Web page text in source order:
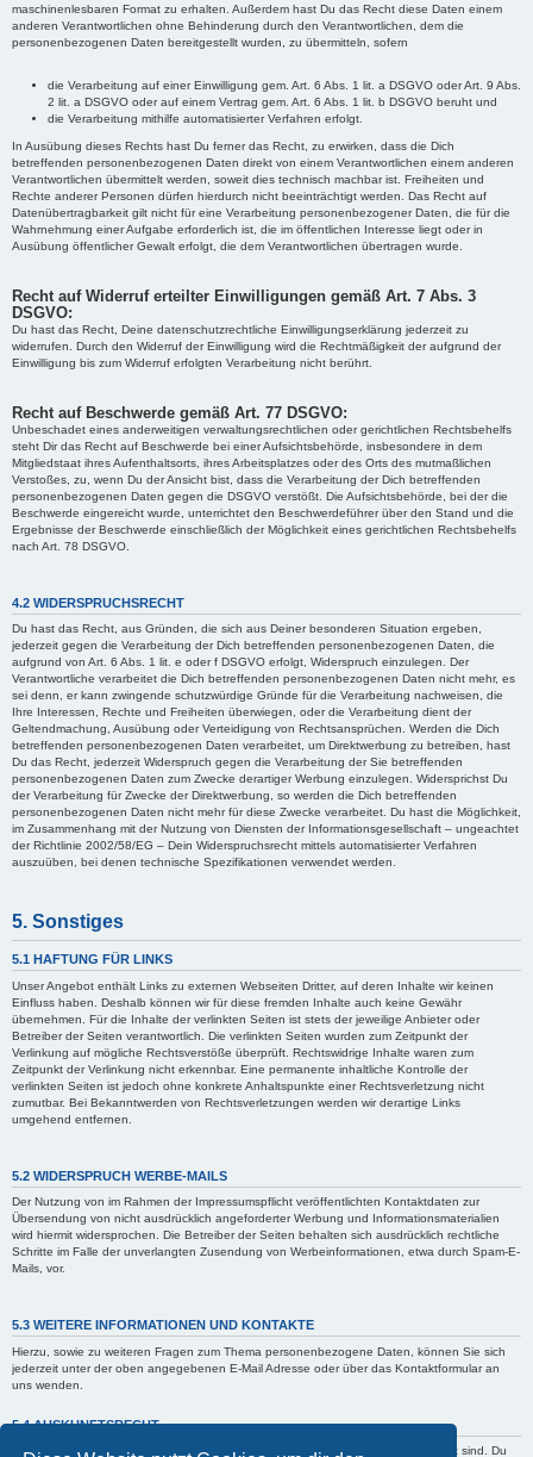
maschinenlesbaren Format zu erhalten. Außerdem hast Du das Recht diese Daten einem
anderen Verantwortlichen ohne Behinderung durch den Verantwortlichen, dem die
personenbezogenen Daten bereitgestellt wurden, zu übermitteln, sofern
die Verarbeitung auf einer Einwilligung gem. Art. 6 Abs. 1 lit. a DSGVO oder Art. 9 Abs.
2 lit. a DSGVO oder auf einem Vertrag gem. Art. 6 Abs. 1 lit. b DSGVO beruht und
die Verarbeitung mithilfe automatisierter Verfahren erfolgt.
In Ausübung dieses Rechts hast Du ferner das Recht, zu erwirken, dass die Dich
betreffenden personenbezogenen Daten direkt von einem Verantwortlichen einem anderen
Verantwortlichen übermittelt werden, soweit dies technisch machbar ist. Freiheiten und
Rechte anderer Personen dürfen hierdurch nicht beeinträchtigt werden. Das Recht auf
Datenübertragbarkeit gilt nicht für eine Verarbeitung personenbezogener Daten, die für die
Wahrnehmung einer Aufgabe erforderlich ist, die im öffentlichen Interesse liegt oder in
Ausübung öffentlicher Gewalt erfolgt, die dem Verantwortlichen übertragen wurde.
Recht auf Widerruf erteilter Einwilligungen gemäß Art. 7 Abs. 3
DSGVO:
Du hast das Recht, Deine datenschutzrechtliche Einwilligungserklärung jederzeit zu
widerrufen. Durch den Widerruf der Einwilligung wird die Rechtmäßigkeit der aufgrund der
Einwilligung bis zum Widerruf erfolgten Verarbeitung nicht berührt.
Recht auf Beschwerde gemäß Art. 77 DSGVO:
Unbeschadet eines anderweitigen verwaltungsrechtlichen oder gerichtlichen Rechtsbehelfs
steht Dir das Recht auf Beschwerde bei einer Aufsichtsbehörde, insbesondere in dem
Mitgliedstaat ihres Aufenthaltsorts, ihres Arbeitsplatzes oder des Orts des mutmaßlichen
Verstoßes, zu, wenn Du der Ansicht bist, dass die Verarbeitung der Dich betreffenden
personenbezogenen Daten gegen die DSGVO verstößt. Die Aufsichtsbehörde, bei der die
Beschwerde eingereicht wurde, unterrichtet den Beschwerdeführer über den Stand und die
Ergebnisse der Beschwerde einschließlich der Möglichkeit eines gerichtlichen Rechtsbehelfs
nach Art. 78 DSGVO.
4.2 WIDERSPRUCHSRECHT
Du hast das Recht, aus Gründen, die sich aus Deiner besonderen Situation ergeben,
jederzeit gegen die Verarbeitung der Dich betreffenden personenbezogenen Daten, die
aufgrund von Art. 6 Abs. 1 lit. e oder f DSGVO erfolgt, Widerspruch einzulegen. Der
Verantwortliche verarbeitet die Dich betreffenden personenbezogenen Daten nicht mehr, es
sei denn, er kann zwingende schutzwürdige Gründe für die Verarbeitung nachweisen, die
Ihre Interessen, Rechte und Freiheiten überwiegen, oder die Verarbeitung dient der
Geltendmachung, Ausübung oder Verteidigung von Rechtsansprüchen. Werden die Dich
betreffenden personenbezogenen Daten verarbeitet, um Direktwerbung zu betreiben, hast
Du das Recht, jederzeit Widerspruch gegen die Verarbeitung der Sie betreffenden
personenbezogenen Daten zum Zwecke derartiger Werbung einzulegen. Widersprichst Du
der Verarbeitung für Zwecke der Direktwerbung, so werden die Dich betreffenden
personenbezogenen Daten nicht mehr für diese Zwecke verarbeitet. Du hast die Möglichkeit,
im Zusammenhang mit der Nutzung von Diensten der Informationsgesellschaft – ungeachtet
der Richtlinie 2002/58/EG – Dein Widerspruchsrecht mittels automatisierter Verfahren
auszuüben, bei denen technische Spezifikationen verwendet werden.
5. Sonstiges
5.1 HAFTUNG FÜR LINKS
Unser Angebot enthält Links zu externen Webseiten Dritter, auf deren Inhalte wir keinen
Einfluss haben. Deshalb können wir für diese fremden Inhalte auch keine Gewähr
übernehmen. Für die Inhalte der verlinkten Seiten ist stets der jeweilige Anbieter oder
Betreiber der Seiten verantwortlich. Die verlinkten Seiten wurden zum Zeitpunkt der
Verlinkung auf mögliche Rechtsverstöße überprüft. Rechtswidrige Inhalte waren zum
Zeitpunkt der Verlinkung nicht erkennbar. Eine permanente inhaltliche Kontrolle der
verlinkten Seiten ist jedoch ohne konkrete Anhaltspunkte einer Rechtsverletzung nicht
zumutbar. Bei Bekanntwerden von Rechtsverletzungen werden wir derartige Links
umgehend entfernen.
5.2 WIDERSPRUCH WERBE-MAILS
Der Nutzung von im Rahmen der Impressumspflicht veröffentlichten Kontaktdaten zur
Übersendung von nicht ausdrücklich angeforderter Werbung und Informationsmaterialien
wird hiermit widersprochen. Die Betreiber der Seiten behalten sich ausdrücklich rechtliche
Schritte im Falle der unverlangten Zusendung von Werbeinformationen, etwa durch Spam-E-
Mails, vor.
5.3 WEITERE INFORMATIONEN UND KONTAKTE
Hierzu, sowie zu weiteren Fragen zum Thema personenbezogene Daten, können Sie sich
jederzeit unter der oben angegebenen E-Mail Adresse oder über das Kontaktformular an
uns wenden.
5.4 AUSKUNFTSRECHT
Der Betreiber erteilt dir auf Anfrage Auskunft, welche Daten über dich gespeichert sind. Du